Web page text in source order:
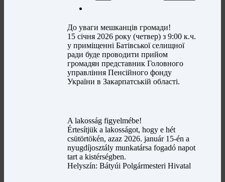
До уваги мешканців громади!
15 січня 2026 року (четвер) з 9:00 к.ч.
у приміщенні Батівської селищної
ради буде проводити прийом
громадян представник Головного
управління Пенсійного фонду
України в Закарпатській області.
A lakosság figyelmébe!
Értesítjük a lakosságot, hogy e hét
csütörtökén, azaz 2026. január 15-én a
nyugdíjosztály munkatársa fogadó napot
tart a kistérségben.
Helyszín: Bátyúi Polgármesteri Hivatal